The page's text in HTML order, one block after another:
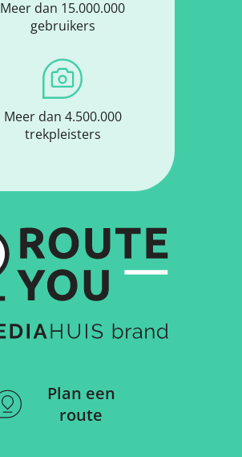
Meer dan 15.000.000
gebruikers
Meer dan 4.500.000
trekpleisters
Plan een
route